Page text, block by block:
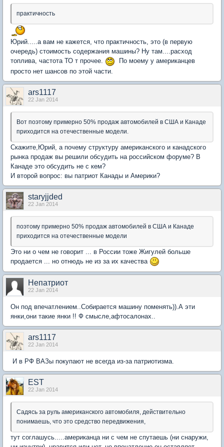
практичность
Юрий.....а вам не кажется, что практичность, это (в первую
очередь) стоимость содержания машины? Ну там....расход
топлива, частота ТО т прочее.
По моему у американцев
просто нет шансов по этой части.
ars1117
22 Jan 2014
Вот поэтому примерно 50% продаж автомобилей в США и Канаде
приходится на отечественные модели.
Скажите,Юрий, а почему структуру американского и канадского
рынка продаж вы решили обсудить на российском форуме? В
Канаде это обсудить не с кем?
И второй вопрос: вы патриот Канады и Америки?
staryjjded
22 Jan 2014
поэтому примерно 50% продаж автомобилей в США и Канаде
приходится на отечественные модели
Это ни о чем не говорит ... в России тоже Жигулей больше
продается ... но отнюдь не из за их качества
Непатриот
22 Jan 2014
Он под впечатлением..Собирается машину поменять)).А эти
янки,они такие янки !! Ф смысле,афтосалонах..
ars1117
22 Jan 2014
И в РФ ВАЗы покупают не всегда из-за патриотизма.
EST
22 Jan 2014
Садясь за руль американского автомобиля, действительно
понимаешь, что это средство передвижения,
тут соглашусь.....американца ни с чем не спутаешь (ни снаружи,